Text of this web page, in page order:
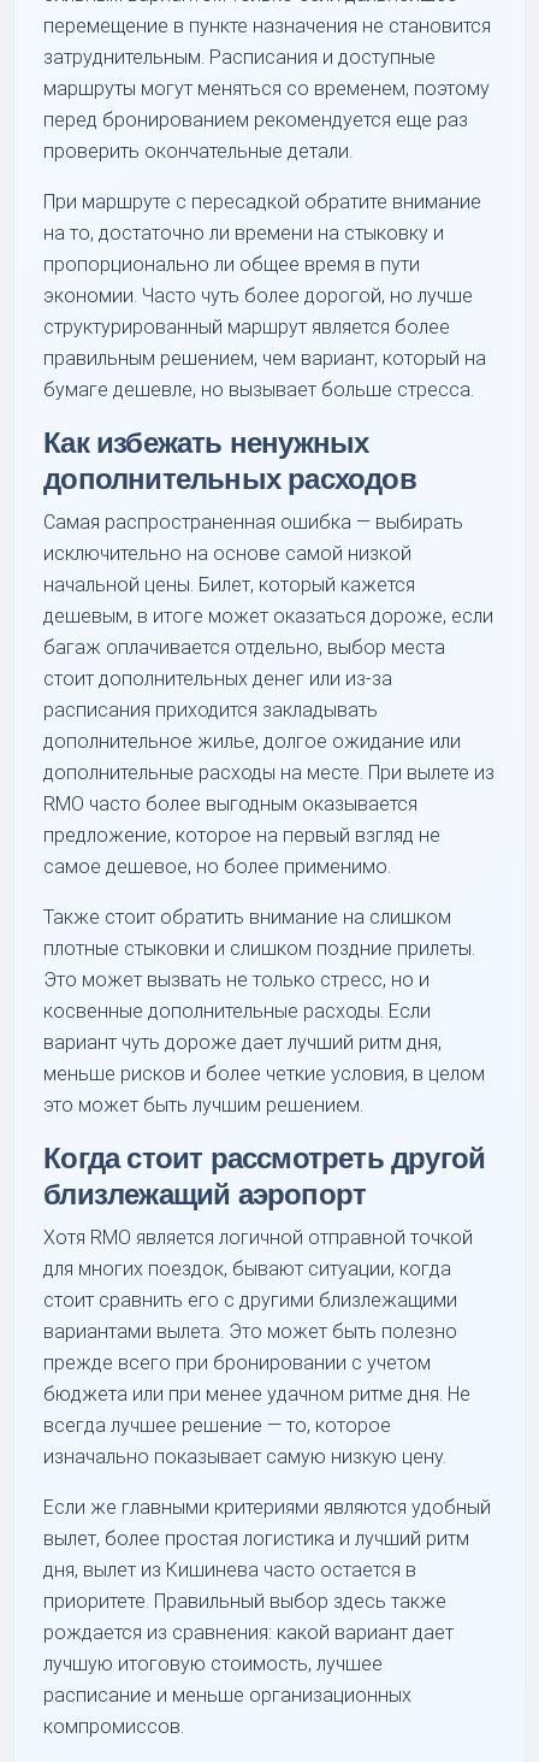
перемещение в пункте назначения не становится
затруднительным. Расписания и доступные
маршруты могут меняться со временем, поэтому
перед бронированием рекомендуется еще раз
проверить окончательные детали.
При маршруте с пересадкой обратите внимание
на то, достаточно ли времени на стыковку и
пропорционально ли общее время в пути
экономии. Часто чуть более дорогой, но лучше
структурированный маршрут является более
правильным решением, чем вариант, который на
бумаге дешевле, но вызывает больше стресса.
Как избежать ненужных
дополнительных расходов
Самая распространенная ошибка — выбирать
исключительно на основе самой низкой
начальной цены. Билет, который кажется
дешевым, в итоге может оказаться дороже, если
багаж оплачивается отдельно, выбор места
стоит дополнительных денег или из-за
расписания приходится закладывать
дополнительное жилье, долгое ожидание или
дополнительные расходы на месте. При вылете из
RMO часто более выгодным оказывается
предложение, которое на первый взгляд не
самое дешевое, но более применимо.
Также стоит обратить внимание на слишком
плотные стыковки и слишком поздние прилеты.
Это может вызвать не только стресс, но и
косвенные дополнительные расходы. Если
вариант чуть дороже дает лучший ритм дня,
меньше рисков и более четкие условия, в целом
это может быть лучшим решением.
Когда стоит рассмотреть другой
близлежащий аэропорт
Хотя RMO является логичной отправной точкой
для многих поездок, бывают ситуации, когда
стоит сравнить его с другими близлежащими
вариантами вылета. Это может быть полезно
прежде всего при бронировании с учетом
бюджета или при менее удачном ритме дня. Не
всегда лучшее решение — то, которое
изначально показывает самую низкую цену.
Если же главными критериями являются удобный
вылет, более простая логистика и лучший ритм
дня, вылет из Кишинева часто остается в
приоритете. Правильный выбор здесь также
рождается из сравнения: какой вариант дает
лучшую итоговую стоимость, лучшее
расписание и меньше организационных
компромиссов.